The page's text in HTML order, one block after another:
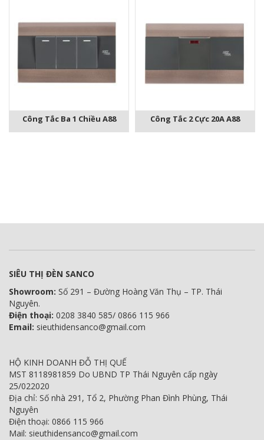
Công Tắc Ba 1 Chiều A88 Công Tắc 2 Cực 20A A88
SIÊU THỊ ĐÈN SANCO
Showroom: Số 291 – Đường Hoàng Văn Thụ – TP. Thái
Nguyên.
Điện thoại: 0208 3840 585/ 0866 115 966
Email: sieuthidensanco@gmail.com
HỘ KINH DOANH ĐỖ THỊ QUẾ
MST 8118981859 Do UBND TP Thái Nguyên cấp ngày
25/022020
Địa chỉ: Số nhà 291, Tổ 2, Phường Phan Đình Phùng, Thái
Nguyên
Điện thoại: 0866 115 966
Mail: sieuthidensanco@gmail.com